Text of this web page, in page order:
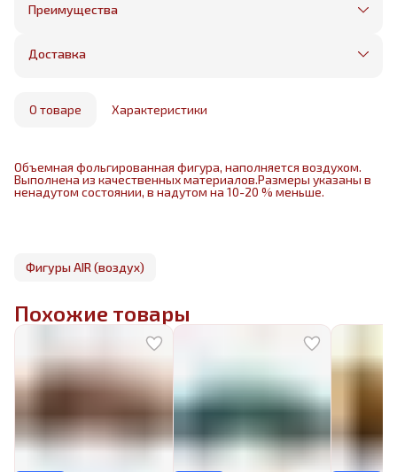
Преимущества
Оплата частями в Сплит
Бесплатная доставка в пределах КАД
маркетплейса
Доставка
О товаре Характеристики
Объемная фольгированная фигура, наполняется воздухом.
Выполнена из качественных материалов.Размеры указаны в
ненадутом состоянии, в надутом на 10-20 % меньше.
Фигуры AIR (воздух)
Похожие товары